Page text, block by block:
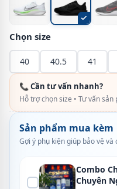
Chọn size
40 40.5 41
📞 Cần tư vấn nhanh?
Hỗ trợ chọn size • Tư vấn sản
Sản phẩm mua kèm
Gợi ý phụ kiện giúp bảo vệ
Combo
Chuyên